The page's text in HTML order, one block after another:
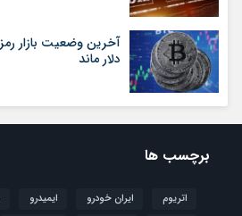
دلار ماند
برچسب ها
اتریوم ایران خودرو ایمیدرو